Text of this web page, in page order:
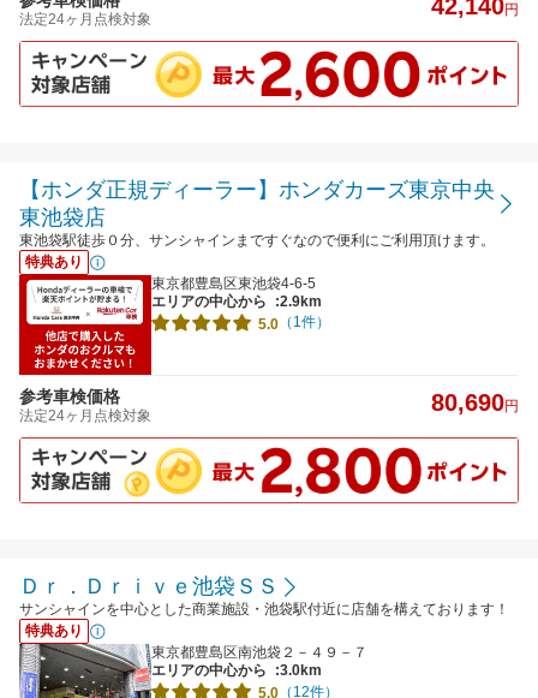
法定24ヶ月点検対象 42,140円
【ホンダ正規ディーラー】ホンダカーズ東京中央
東池袋店
東池袋駅徒歩０分、サンシャインまですぐなので便利にご利用頂けます。
特典あり
東京都豊島区東池袋4-6-5
エリアの中心から
:2.9km
5.0 （1件）
参考車検価格
法定24ヶ月点検対象 80,690円
Ｄｒ．Ｄｒｉｖｅ池袋ＳＳ
サンシャインを中心とした商業施設・池袋駅付近に店舗を構えております！
特典あり
東京都豊島区南池袋２－４９－７
エリアの中心から
:3.0km
5.0 （12件）